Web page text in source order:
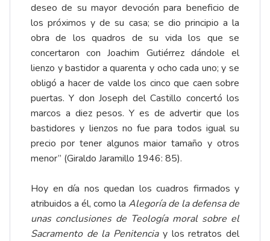
deseo de su mayor devoción para beneficio de
los próximos y de su casa; se dio principio a la
obra de los quadros de su vida los que se
concertaron con Joachim Gutiérrez dándole el
lienzo y bastidor a quarenta y ocho cada uno; y se
obligó a hacer de valde los cinco que caen sobre
puertas. Y don Joseph del Castillo concertó los
marcos a diez pesos. Y es de advertir que los
bastidores y lienzos no fue para todos igual su
precio por tener algunos maior tamaño y otros
menor” (Giraldo Jaramillo 1946: 85).
Hoy en día nos quedan los cuadros firmados y
atribuidos a él, como la Alegoría de la defensa de
unas conclusiones de Teología moral sobre el
Sacramento de la Penitencia y los retratos del